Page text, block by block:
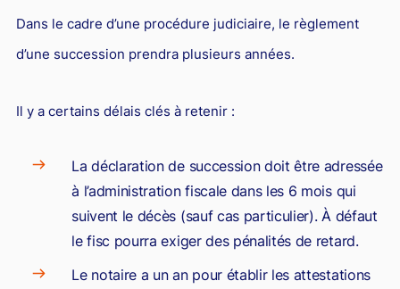
Dans le cadre d’une procédure judiciaire, le règlement
d’une succession prendra plusieurs années.
Il y a certains délais clés à retenir :
La déclaration de succession doit être adressée
à l’administration fiscale dans les 6 mois qui
suivent le décès (sauf cas particulier). À défaut
le fisc pourra exiger des pénalités de retard.
Le notaire a un an pour établir les attestations